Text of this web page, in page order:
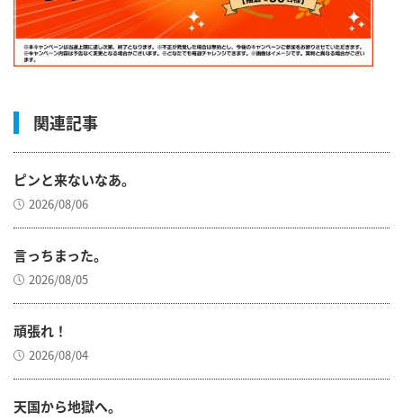
関連記事
ピンと来ないなあ。
2026/08/06
言っちまった。
2026/08/05
頑張れ！
2026/08/04
天国から地獄へ。